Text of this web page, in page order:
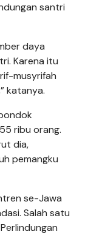
santri
daya
Karena itu
musyrifah
katanya.
ribu orang.
dia,
pemangku
se-Jawa
Salah satu